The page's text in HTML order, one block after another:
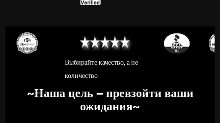
Выбирайте качество, а не
количество
~Наша цель – превзойти ваши
ожидания~